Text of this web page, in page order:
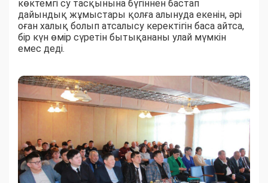
көктемгі су тасқынына бүгіннен бастап
дайындық жұмыстары қолға алынуда екенін, әрі
оған халық болып атсалысу керектігін баса айтса,
бір күн өмір сүретін бытықананы улай мүмкін
емес деді.